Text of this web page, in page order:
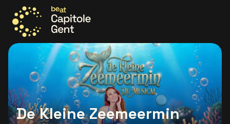
Ga naar de homepage
De Kleine Zeemeermin